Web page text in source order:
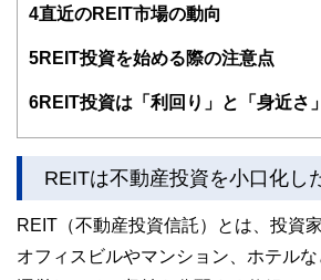
4直近のREIT市場の動向
5REIT投資を始める際の注意点
6REIT投資は「利回り」と「身近さ
REITは不動産投資を小口化し
REIT（不動産投資信託）とは、投資
オフィスビルやマンション、ホテルな